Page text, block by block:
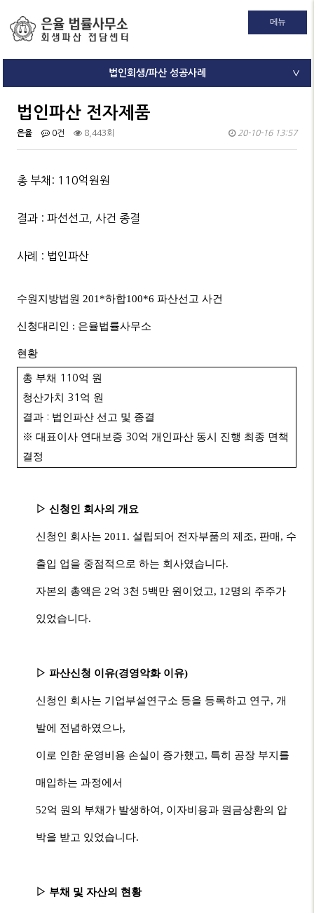
메뉴
법인회생/파산 성공사례 ∨
법인파산 전자제품
은율 0건 8,443회 20-10-16 13:57
총 부채: 110억원원
결과 : 파선선고, 사건 종결
사례 : 법인파산
■ 수원지방법원 201*하합100*6 파산선고 사건
■ 신청대리인 : 은율법률사무소
■ 현황
총 부채 110억 원
청산가치 31 억 원
결과 : 법인파산 선고 및 종결
※대표이사 연대보증 30억 개인파산 동시 진행 최종 면책
결정
▷ 신청인 회사의 개요
신청인 회사는 2011. 설립되어 전자부품의 제조, 판매 , 수
출입 업을 중점적으로 하는 회사였습니다.
자본의 총액은 2억3천5백만 원이었고, 12명의 주주가
있었습니다.
▷ 파산신청 이유(경영악화 이유)
신청인 회사는 기업부설연구소 등을 등록하고 연구, 개
발에 전념하였으나,
이로 인한 운영비용 손실이 증가했고, 특히 공장 부지를
매입하는 과정에서
52억 원의 부채가 발생하여 , 이자비용과 원금상환의 압
박을 받고 있었습니다.
▷ 부채 및 자산의 현황